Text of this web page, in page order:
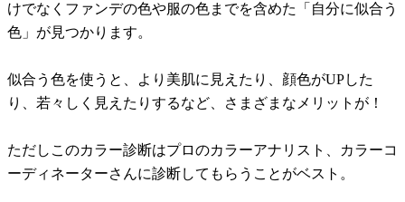
けでなくファンデの色や服の色までを含めた「自分に似合う
色」が見つかります。
似合う色を使うと、より美肌に見えたり、顔色がUPした
り、若々しく見えたりするなど、さまざまなメリットが！
ただしこのカラー診断はプロのカラーアナリスト、カラーコ
ーディネーターさんに診断してもらうことがベスト。